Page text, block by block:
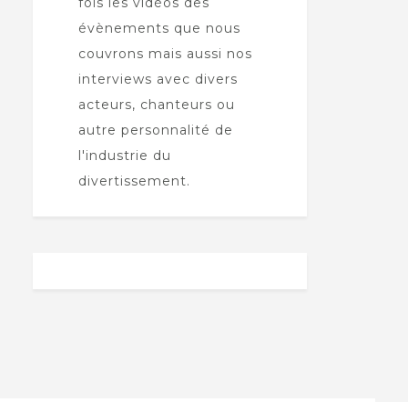
évènements que nous
couvrons mais aussi nos
interviews avec divers
acteurs, chanteurs ou
autre personnalité de
l'industrie du
divertissement.